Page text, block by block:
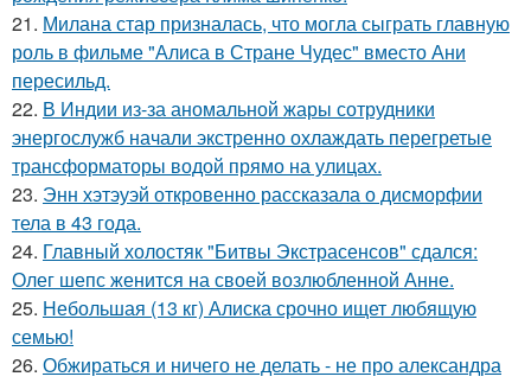
21. Милана стар призналась, что могла сыграть главную
роль в фильме "Алиса в Стране Чудес" вместо Ани
пересильд.
22. В Индии из-за аномальной жары сотрудники
энергослужб начали экстренно охлаждать перегретые
трансформаторы водой прямо на улицах.
23. Энн хэтэуэй откровенно рассказала о дисморфии
тела в 43 года.
24. Главный холостяк "Битвы Экстрасенсов" сдался:
Олег шепс женится на своей возлюбленной Анне.
25. Небольшая (13 кг) Алиска срочно ищет любящую
семью!
26. Обжираться и ничего не делать - не про александра